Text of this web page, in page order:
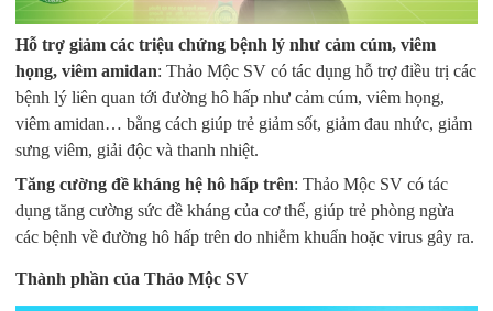
Hỗ trợ giảm các triệu chứng bệnh lý như cảm cúm, viêm
họng, viêm amidan: Thảo Mộc SV có tác dụng hỗ trợ điều trị các
bệnh lý liên quan tới đường hô hấp như cảm cúm, viêm họng,
viêm amidan… bằng cách giúp trẻ giảm sốt, giảm đau nhức, giảm
sưng viêm, giải độc và thanh nhiệt.
Tăng cường đề kháng hệ hô hấp trên: Thảo Mộc SV có tác
dụng tăng cường sức đề kháng của cơ thể, giúp trẻ phòng ngừa
các bệnh về đường hô hấp trên do nhiễm khuẩn hoặc virus gây ra.
Thành phần của Thảo Mộc SV